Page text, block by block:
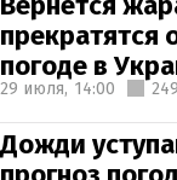
прекратятся
погоде в
29 июля, 14:00
Дожди